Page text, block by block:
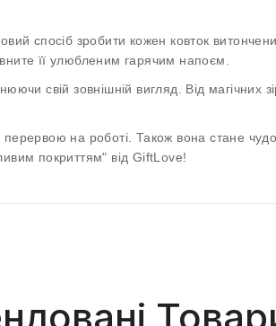
спосіб зробити кожен ковток
її улюбленим гарячим напоєм.
свій зовнішній вигляд. Від магічних
на роботі. Також вона стане
покриттям" від GiftLove!